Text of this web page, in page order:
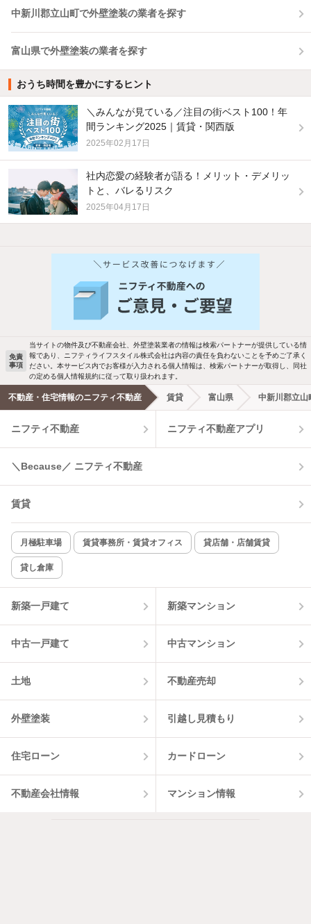
中新川郡立山町で外壁塗装の業者を探す
富山県で外壁塗装の業者を探す
おうち時間を豊かにするヒント
＼みんなが見ている／注目の街ベスト100！年
間ランキング2025｜賃貸・関西版
2025年02月17日
社内恋愛の経験者が語る！メリット・デメリッ
トと、バレるリスク
2025年04月17日
他の人はこんな条件で絞り込んでいます！
バス・トイレ別 2階以上
洗濯機置場あり 独立洗面台
エアコンあり 都市ガス
温水洗浄便座 オートロック
コンロ2口以上
新着のみ インターネット無料
該当件数:
物件一覧に反映
免責
事項
当サイトの物件及び不動産会社、外壁塗装業者の情報は検索パートナーが提供している情
報であり、ニフティライフスタイル株式会社は内容の責任を負わないことを予めご了承く
ださい。本サービス内でお客様が入力される個人情報は、検索パートナーが取得し、同社
の定める個人情報規約に従って取り扱われます。
不動産・住宅情報のニフティ不動産 賃貸 富山県 中新川郡立山
ニフティ不動産 ニフティ不動産アプリ
＼Because／ ニフティ不動産
賃貸
月極駐車場 賃貸事務所・賃貸オフィス 貸店舗・店舗賃貸
貸し倉庫
新築一戸建て 新築マンション
中古一戸建て 中古マンション
土地 不動産売却
外壁塗装 引越し見積もり
住宅ローン カードローン
不動産会社情報 マンション情報